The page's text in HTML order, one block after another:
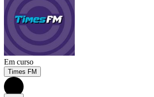
Em curso
Times FM